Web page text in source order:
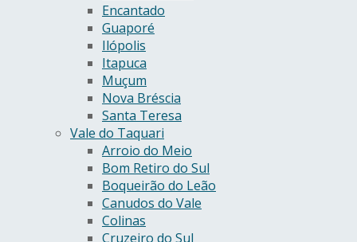
Encantado
Guaporé
Ilópolis
Itapuca
Muçum
Nova Bréscia
Santa Teresa
Vale do Taquari
Arroio do Meio
Bom Retiro do Sul
Boqueirão do Leão
Canudos do Vale
Colinas
Cruzeiro do Sul